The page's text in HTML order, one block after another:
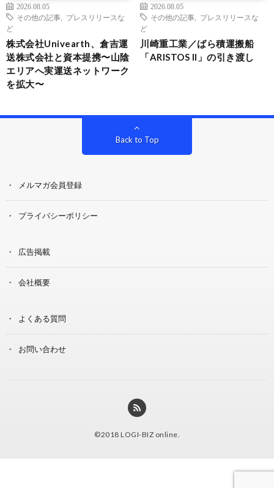
2026.08.05
その他の記事
プレスリリースな
ど
株式会社Univearth、倉吉運
送株式会社と資本提携〜山陰
エリアへ実運送ネットワーク
を拡大〜
2026.08.05
その他の記事
プレスリリースな
ど
川崎重工業／ばら積運搬船
「ARISTOS II」の引き渡し
Back to Top
メルマガ会員登録
プライバシーポリシー
広告掲載
会社概要
よくある質問
お問い合わせ
©2018 LOGI-BIZ online